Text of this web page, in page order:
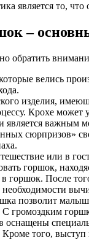
является то,
–
обратить
велись
изделия,
Крохе может
важным
сюрпризов»
или в
горшок,
в горшок. После
позволит
громоздким
того,